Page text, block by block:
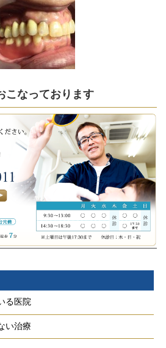
こなっております
る医院
い治療